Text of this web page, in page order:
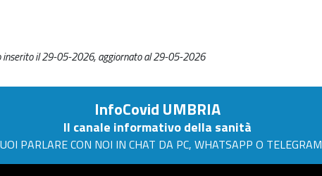
inserito il 29-05-2026, aggiornato al 29-05-2026
InfoCovid UMBRIA
Il canale informativo della sanità
PARLARE CON NOI IN CHAT DA PC, WHATSAPP O TELEGRAM